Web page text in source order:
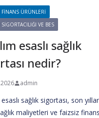
FINANS ÜRÜNLERI
SIGORTACILIĞI VE BES
esaslı sağlık
nedir?
admin
esaslı sağlık sigortası, son
maliyetleri ve faizsiz finans